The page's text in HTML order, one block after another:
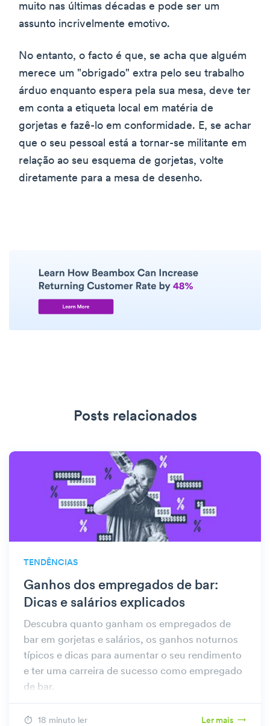
muito nas últimas décadas e pode ser um
assunto incrivelmente emotivo.
No entanto, o facto é que, se acha que alguém
merece um "obrigado" extra pelo seu trabalho
árduo enquanto espera pela sua mesa, deve ter
em conta a etiqueta local em matéria de
gorjetas e fazê-lo em conformidade. E, se achar
que o seu pessoal está a tornar-se militante em
relação ao seu esquema de gorjetas, volte
diretamente para a mesa de desenho.
Posts relacionados
TENDÊNCIAS
Ganhos dos empregados de bar:
Dicas e salários explicados
Descubra quanto ganham os empregados de
bar em gorjetas e salários, os ganhos noturnos
típicos e dicas para aumentar o seu rendimento
e ter uma carreira de sucesso como empregado
de bar.
18 minuto ler Ler mais